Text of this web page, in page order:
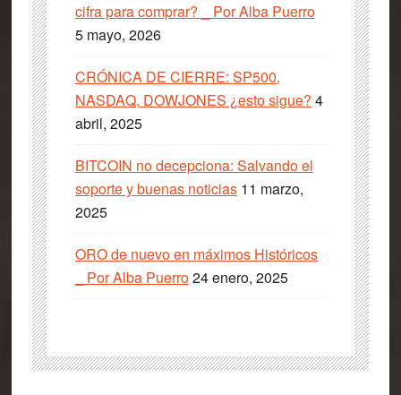
cifra para comprar? _ Por Alba Puerro
5 mayo, 2026
CRÓNICA DE CIERRE: SP500,
NASDAQ, DOWJONES ¿esto sigue? 4
abril, 2025
BITCOIN no decepciona: Salvando el
soporte y buenas noticias 11 marzo,
2025
ORO de nuevo en máximos Históricos
_ Por Alba Puerro24 enero, 2025